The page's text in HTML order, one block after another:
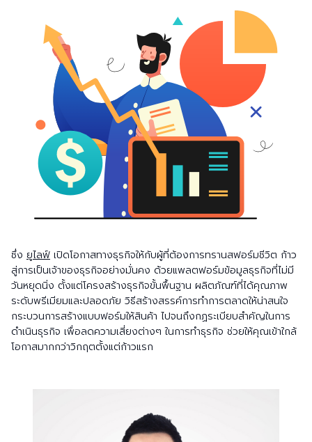
ซึ่ง ยูไลฟ์ เปิดโอกาสทางธุรกิจให้กับผู้ที่ต้องการทรานสฟอร์มชีวิต ก้าว
สู่การเป็นเจ้าของธุรกิจอย่างมั่นคง ด้วยแพลตฟอร์มข้อมูลธุรกิจที่ไม่มี
วันหยุดนิ่ง ตั้งแต่โครงสร้างธุรกิจขั้นพื้นฐาน ผลิตภัณฑ์ที่ได้คุณภาพ
ระดับพรีเมียมและปลอดภัย วิธีสร้างสรรค์การทำการตลาดให้น่าสนใจ
กระบวนการสร้างแบบฟอร์มให้สินค้า ไปจนถึงกฏระเบียบสำคัญในการ
ดำเนินธุรกิจ เพื่อลดความเสี่ยงต่างๆ ในการทำธุรกิจ ช่วยให้คุณเข้าใกล้
โอกาสมากกว่าวิกฤตตั้งแต่ก้าวแรก